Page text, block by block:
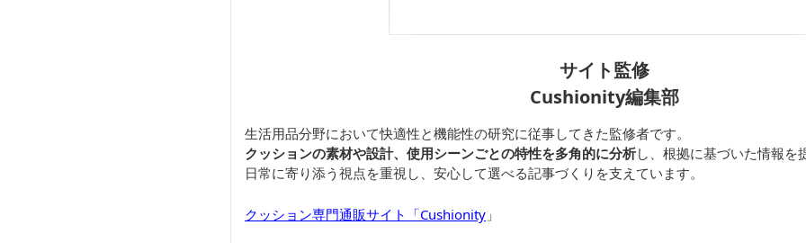
サイト監修
Cushionity編集部
生活用品分野において快適性と機能性の研究に従事してきた監修者です。
クッションの素材や設計、使用シーンごとの特性を多角的に分析し、根拠に基づいた情報を
日常に寄り添う視点を重視し、安心して選べる記事づくりを支えています。
クッション専門通販サイト「Cushionity 」